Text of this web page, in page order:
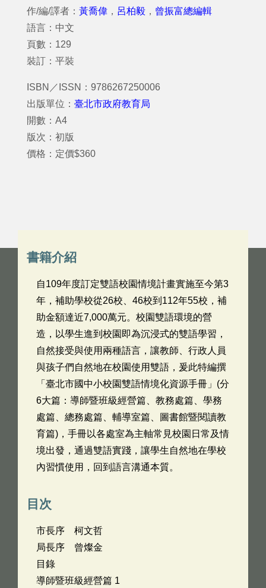
作/編/譯者： 黃喬偉 ， 呂柏毅 ， 曾振富總編輯
語言：中文
頁數：129
裝訂：平裝
ISBN／ISSN：9786267250006
出版單位： 臺北市政府教育局
開數：A4
版次：初版
價格：定價$360
書籍介紹
自109年度訂定雙語校園情境計畫實施至今第3
年，補助學校從26校、46校到112年55校，補
助金額達近7,000萬元。校園雙語環境的營
造，以學生進到校園即為沉浸式的雙語學習，
自然接受與使用兩種語言，讓教師、行政人員
與孩子們自然地在校園使用雙語，爰此特編撰
「臺北市國中小校園雙語情境化資源手冊」(分
6大篇：導師暨班級經營篇、教務處篇、學務
處篇、總務處篇、輔導室篇、圖書館暨閱讀教
育篇)，手冊以各處室為主軸常見校園日常及情
境出發，通過雙語實踐，讓學生自然地在學校
內習慣使用，回到語言溝通本質。
目次
市長序 柯文哲
局長序 曾燦金
目錄
導師暨班級經營篇 1